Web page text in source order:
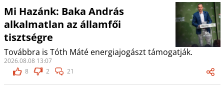
Mi Hazánk: Baka András
alkalmatlan az államfői
tisztségre
Továbbra is Tóth Máté energiajogászt támogatják.
2026.08.08 13:07
8
2 21